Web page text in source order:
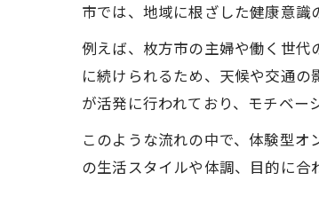
市では、地域に根ざした健康意識
例えば、枚方市の主婦や働く世
に続けられるため、天候や交通
が活発に行われており、モチベー
このような流れの中で、体験型
の生活スタイルや体調、目的に合